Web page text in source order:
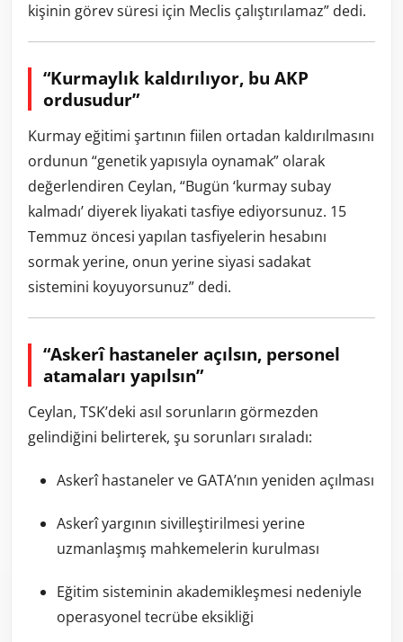
kişinin görev süresi için Meclis çalıştırılamaz” dedi.
“Kurmaylık kaldırılıyor, bu AKP
ordusudur”
Kurmay eğitimi şartının fiilen ortadan kaldırılmasını
ordunun “genetik yapısıyla oynamak” olarak
değerlendiren Ceylan, “Bugün ‘kurmay subay
kalmadı’ diyerek liyakati tasfiye ediyorsunuz. 15
Temmuz öncesi yapılan tasfiyelerin hesabını
sormak yerine, onun yerine siyasi sadakat
sistemini koyuyorsunuz” dedi.
“Askerî hastaneler açılsın, personel
atamaları yapılsın”
Ceylan, TSK’deki asıl sorunların görmezden
gelindiğini belirterek, şu sorunları sıraladı:
Askerî hastaneler ve GATA’nın yeniden açılması
Askerî yargının sivilleştirilmesi yerine
uzmanlaşmış mahkemelerin kurulması
Eğitim sisteminin akademikleşmesi nedeniyle
operasyonel tecrübe eksikliği